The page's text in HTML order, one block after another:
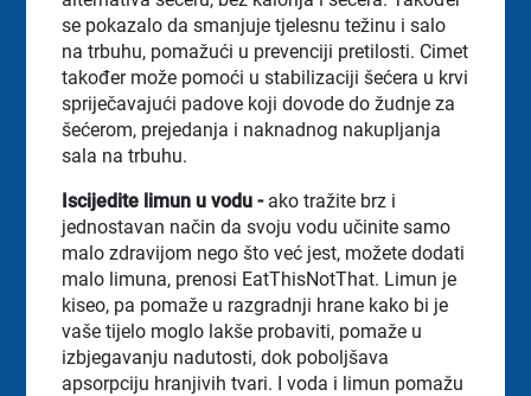
se pokazalo da smanjuje tjelesnu težinu i salo
na trbuhu, pomažući u prevenciji pretilosti. Cimet
također može pomoći u stabilizaciji šećera u krvi
spriječavajući padove koji dovode do žudnje za
šećerom, prejedanja i naknadnog nakupljanja
sala na trbuhu.
Iscijedite limun u vodu -ako tražite brz i
jednostavan način da svoju vodu učinite samo
malo zdravijom nego što već jest, možete dodati
malo limuna, prenosi EatThisNotThat. Limun je
kiseo, pa pomaže u razgradnji hrane kako bi je
vaše tijelo moglo lakše probaviti, pomaže u
izbjegavanju nadutosti, dok poboljšava
apsorpciju hranjivih tvari. I voda i limun pomažu